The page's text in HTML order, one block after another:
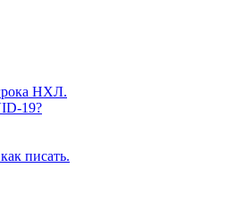
НХЛ.
19?
писать.